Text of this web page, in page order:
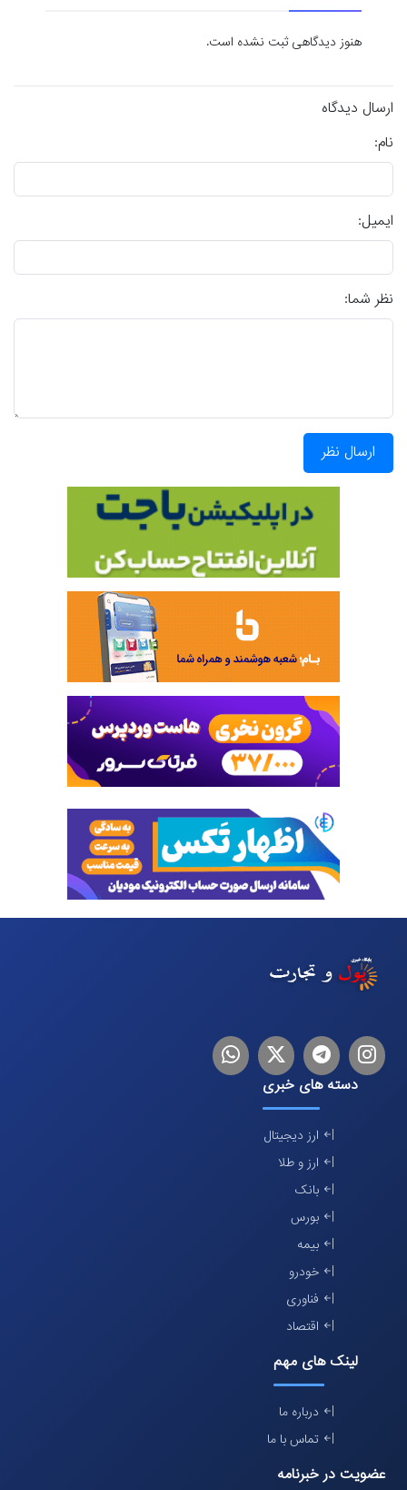
هنوز دیدگاهی ثبت نشده است.
ارسال دیدگاه
نام:
ایمیل:
نظر شما:
ارسال نظر
اینستاگرام
تلگرام توییترلینکدین
دسته های خبری
ارز دیجیتال
ارز و طلا
بانک
بورس
بیمه
خودرو
فناوری
اقتصاد
لینک های مهم
درباره ما
تماس با ما
عضویت در خبرنامه